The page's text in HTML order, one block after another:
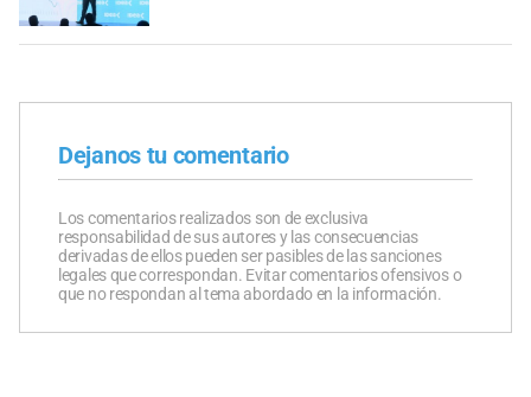
Dejanos tu comentario
Los comentarios realizados son de exclusiva
responsabilidad de sus autores y las consecuencias
derivadas de ellos pueden ser pasibles de las sanciones
legales que correspondan. Evitar comentarios ofensivos o
que no respondan al tema abordado en la información.